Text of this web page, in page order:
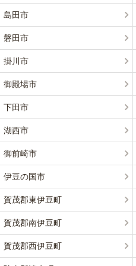
島田市
磐田市
掛川市
御殿場市
下田市
湖西市
御前崎市
伊豆の国市
賀茂郡東伊豆町
賀茂郡南伊豆町
賀茂郡西伊豆町